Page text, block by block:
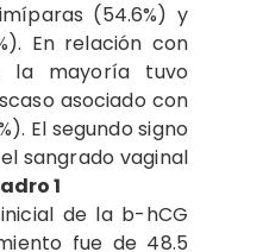
(54.6%) y
En relación con
la mayoría tuvo
asociado con
El segundo signo
sangrado vaginal
1
de la b-hCG
fue de 48.5